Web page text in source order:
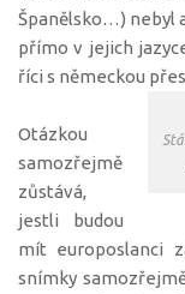
Španělsko…) nebyl
přímo v jejich
říci s německou
Otázkou
samozřejmě
zůstává,
jestli budou
mít europoslanci
snímky